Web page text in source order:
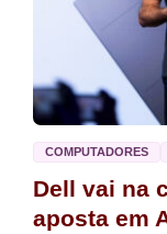
COMPUTADORES
Dell vai na
aposta em